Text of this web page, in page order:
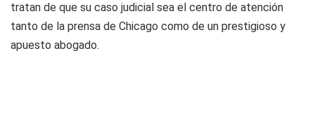
tratan de que su caso judicial sea el centro de atención
tanto de la prensa de Chicago como de un prestigioso y
apuesto abogado.